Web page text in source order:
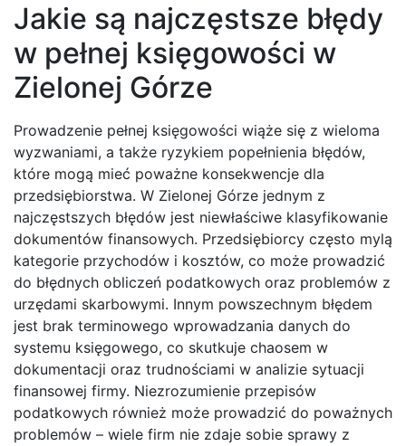
Jakie są najczęstsze błędy
w pełnej księgowości w
Zielonej Górze
Prowadzenie pełnej księgowości wiąże się z wieloma
wyzwaniami, a także ryzykiem popełnienia błędów,
które mogą mieć poważne konsekwencje dla
przedsiębiorstwa. W Zielonej Górze jednym z
najczęstszych błędów jest niewłaściwe klasyfikowanie
dokumentów finansowych. Przedsiębiorcy często mylą
kategorie przychodów i kosztów, co może prowadzić
do błędnych obliczeń podatkowych oraz problemów z
urzędami skarbowymi. Innym powszechnym błędem
jest brak terminowego wprowadzania danych do
systemu księgowego, co skutkuje chaosem w
dokumentacji oraz trudnościami w analizie sytuacji
finansowej firmy. Niezrozumienie przepisów
podatkowych również może prowadzić do poważnych
problemów – wiele firm nie zdaje sobie sprawy z